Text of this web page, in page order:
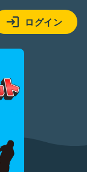
ログイン